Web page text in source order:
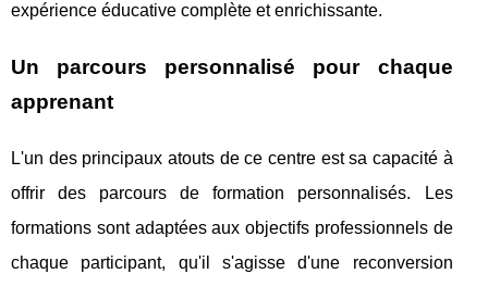
expérience éducative complète et enrichissante.
Un parcours personnalisé pour chaque
apprenant
L'un des principaux atouts de ce centre est sa capacité à
offrir des parcours de formation personnalisés. Les
formations sont adaptées aux objectifs professionnels de
chaque participant, qu'il s'agisse d'une reconversion